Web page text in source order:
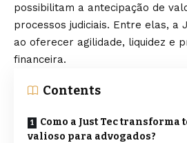
possibilitam a antecipação de
processos judiciais. Entre elas, a
ao oferecer agilidade, liquidez e
financeira.
Contents
Como a Just Tec transforma
valioso para advogados?